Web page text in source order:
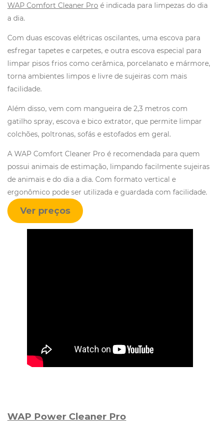
WAP Comfort Cleaner Pro é indicada para limpezas do dia
a dia.
Com duas escovas elétricas oscilantes, uma escova para
esfregar tapetes e carpetes, e outra escova especial para
limpar pisos frios como cerâmica, porcelanato e mármore,
torna ambientes limpos e livre de sujeiras com mais
facilidade.
Além disso, vem com mangueira de 2,3 metros com
gatilho spray, escova e bico extrator, que permite limpar
colchões, poltronas, sofás e estofados em geral.
A WAP Comfort Cleaner Pro é recomendada para quem
possui animais de estimação, limpando facilmente sujeiras
de animais e do dia a dia. Com formato vertical e
ergonômico pode ser utilizada e guardada com facilidade.
Ver preços
WAP Power Cleaner Pro